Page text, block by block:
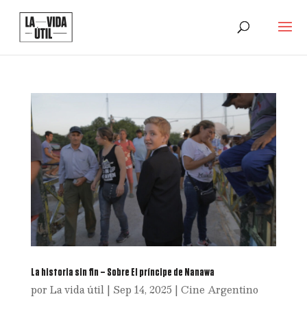
La historia sin fin – Sobre El príncipe de Nanawa
por La vida útil| Sep 14, 2025 | Cine Argentino